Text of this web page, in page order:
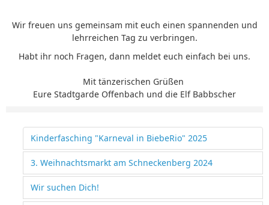
Wir freuen uns gemeinsam mit euch einen spannenden und
lehrreichen Tag zu verbringen.
Habt ihr noch Fragen, dann meldet euch einfach bei uns.
Mit tänzerischen Grüßen
Eure Stadtgarde Offenbach und die Elf Babbscher
Kinderfasching "Karneval in BiebeRio" 2025
3. Weihnachtsmarkt am Schneckenberg 2024
Wir suchen Dich!